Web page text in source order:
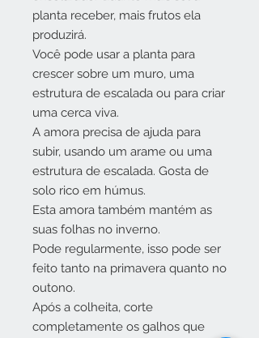
planta receber, mais frutos ela
produzirá.
Você pode usar a planta para
crescer sobre um muro, uma
estrutura de escalada ou para criar
uma cerca viva.
A amora precisa de ajuda para
subir, usando um arame ou uma
estrutura de escalada. Gosta de
solo rico em húmus.
Esta amora também mantém as
suas folhas no inverno.
Pode regularmente, isso pode ser
feito tanto na primavera quanto no
outono.
Após a colheita, corte
completamente os galhos que